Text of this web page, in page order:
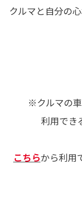
クルマと自分の
※クルマの
利用でき
こちらから利用